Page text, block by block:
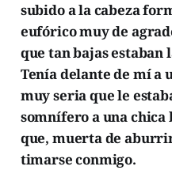
subido a la cabeza
eufórico muy de
que tan bajas estaban
Tenía delante de mí a
muy seria que le
somnífero a una
que, muerta de
timarse conmigo.